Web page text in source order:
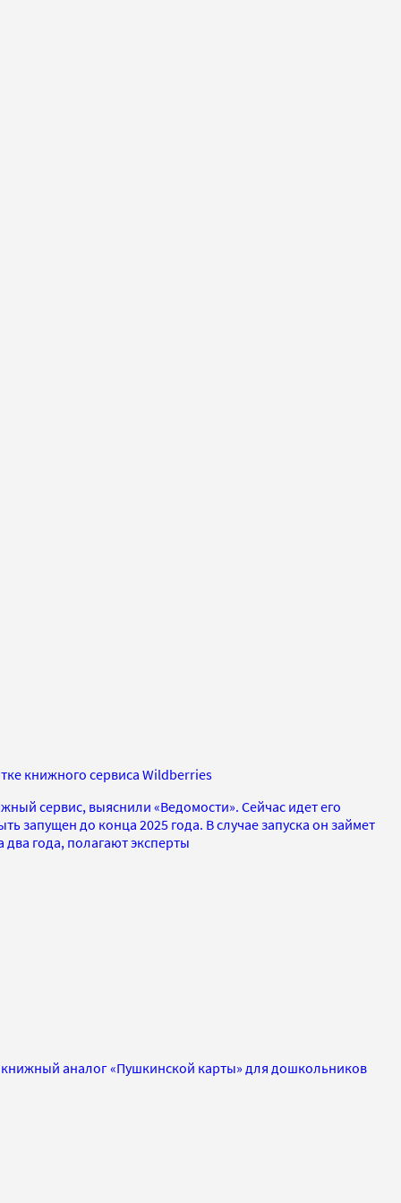
книжного сервиса Wildberries
сервис, выяснили «Ведомости». Сейчас идет его
запущен до конца 2025 года. В случае запуска он займет
года, полагают эксперты
аналог «Пушкинской карты» для дошкольников